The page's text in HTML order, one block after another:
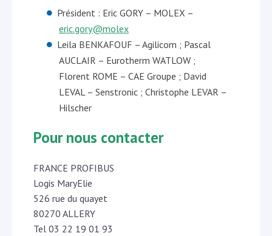
Président : Eric GORY – MOLEX –
eric.gory@molex
Leila BENKAFOUF – Agilicom ; Pascal
AUCLAIR – Eurotherm WATLOW ;
Florent ROME – CAE Groupe ; David
LEVAL – Senstronic ; Christophe LEVAR –
Hilscher
Pour nous contacter
FRANCE PROFIBUS
Logis MaryElie
526 rue du quayet
80270 ALLERY
Tel 03 22 19 01 93